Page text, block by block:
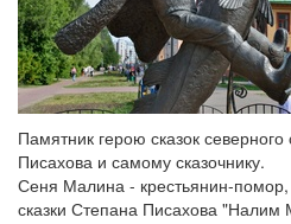
Памятник герою сказок
Писахова и самому сказочнику.
Сеня Малина - крестьянин-
сказки Степана Писахова "Налим